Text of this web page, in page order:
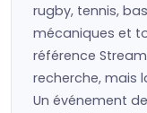
rugby, tennis,
mécaniques et
référence
recherche, mais
Un événement